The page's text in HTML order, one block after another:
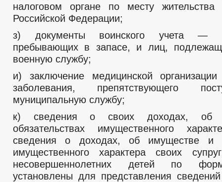
налоговом органе по месту жительства
Российской Федерации;
з) документы воинского учета —
пребывающих в запасе, и лиц,
военную службу;
и) заключение медицинской организации
заболевания, препятствующего
муниципальную службу;
к) сведения о своих доходах, об
обязательствах имущественного
сведения о доходах, об имуществе и
имущественного характера своих
несовершеннолетних детей по
установлены для представления